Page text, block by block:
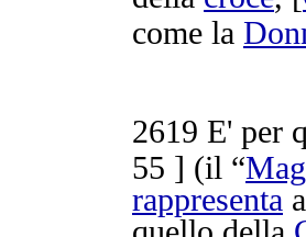
come la
2619 E' per
55 ] (il “
rappresenta